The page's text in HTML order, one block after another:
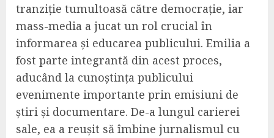
tranziție tumultoasă către democrație, iar
mass-media a jucat un rol crucial în
informarea și educarea publicului. Emilia a
fost parte integrantă din acest proces,
aducând la cunoștința publicului
evenimente importante prin emisiuni de
știri și documentare. De-a lungul carierei
sale, ea a reușit să îmbine jurnalismul cu